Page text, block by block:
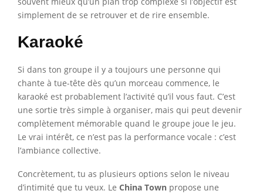
simplement de se retrouver et de rire ensemble.
Karaoké
Si dans ton groupe il y a toujours une personne qui
chante à tue-tête dès qu’un morceau commence, le
karaoké est probablement l’activité qu’il vous faut. C’est
une sortie très simple à organiser, mais qui peut devenir
complètement mémorable quand le groupe joue le jeu.
Le vrai intérêt, ce n’est pas la performance vocale : c’est
l’ambiance collective.
Concrètement, tu as plusieurs options selon le niveau
d’intimité que tu veux. Le China Town propose une